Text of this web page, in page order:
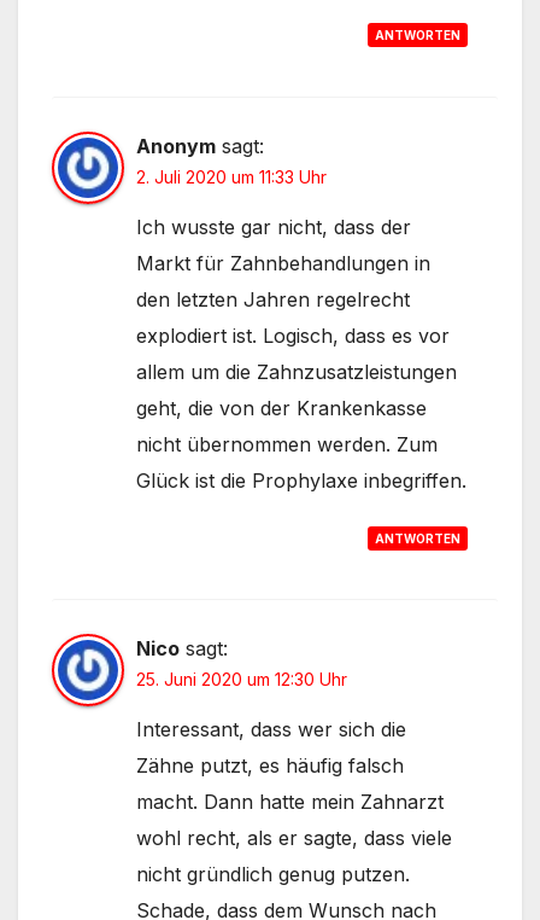
ANTWORTEN
Anonym sagt:
2. Juli 2020 um 11:33 Uhr
Ich wusste gar nicht, dass der
Markt für Zahnbehandlungen in
den letzten Jahren regelrecht
explodiert ist. Logisch, dass es vor
allem um die Zahnzusatzleistungen
geht, die von der Krankenkasse
nicht übernommen werden. Zum
Glück ist die Prophylaxe inbegriffen.
ANTWORTEN
Nico sagt:
25. Juni 2020 um 12:30 Uhr
Interessant, dass wer sich die
Zähne putzt, es häufig falsch
macht. Dann hatte mein Zahnarzt
wohl recht, als er sagte, dass viele
nicht gründlich genug putzen.
Schade, dass dem Wunsch nach